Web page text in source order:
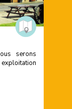
serons